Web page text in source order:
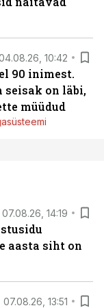
10:42
90 inimest.
seisak on läbi,
müüdud
07.08.26, 14:19
aasta siht on
07.08.26, 13:51